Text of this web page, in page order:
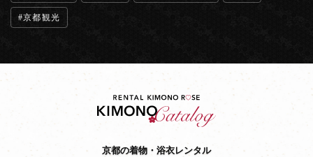
京都観光
京都の着物・浴衣レンタル